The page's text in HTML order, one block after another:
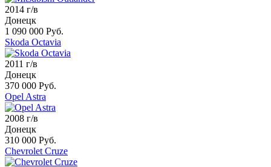
2014 г/в
Донецк
1 090 000 Руб.
Skoda Octavia
2011 г/в
Донецк
370 000 Руб.
Opel Astra
2008 г/в
Донецк
310 000 Руб.
Chevrolet Cruze